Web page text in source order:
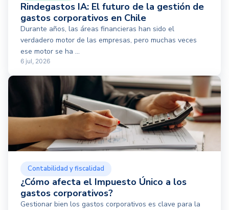
Rindegastos IA: El futuro de la gestión de
gastos corporativos en Chile
Durante años, las áreas financieras han sido el
verdadero motor de las empresas, pero muchas veces
ese motor se ha ...
6 jul, 2026
Contabilidad y fiscalidad
¿Cómo afecta el Impuesto Único a los
gastos corporativos?
Gestionar bien los gastos corporativos es clave para la